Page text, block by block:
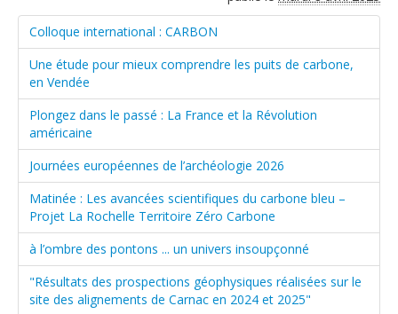
Colloque international : CARBON
Une étude pour mieux comprendre les puits de carbone,
en Vendée
Plongez dans le passé : La France et la Révolution
américaine
Journées européennes de l’archéologie 2026
Matinée : Les avancées scientifiques du carbone bleu –
Projet La Rochelle Territoire Zéro Carbone
à l’ombre des pontons ... un univers insoupçonné
"Résultats des prospections géophysiques réalisées sur le
site des alignements de Carnac en 2024 et 2025"